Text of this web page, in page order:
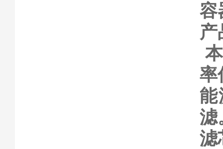
容
产
率
能
滤
滤